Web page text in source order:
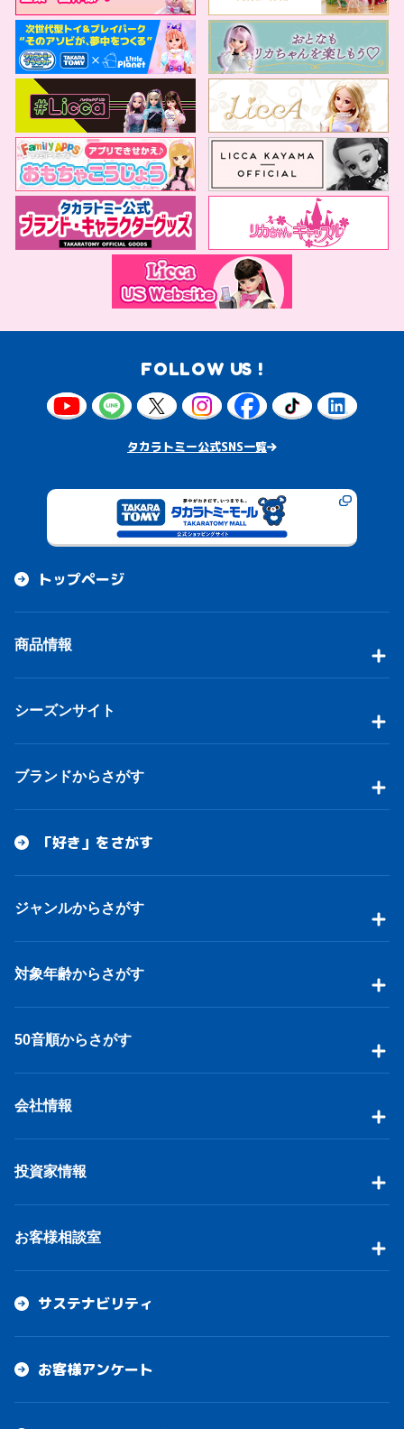
FOLLOW US !
タカラトミー公式SNS一覧
トップページ
商品情報
シーズンサイト
ブランドからさがす
「好き」をさがす
ジャンルからさがす
対象年齢からさがす
50音順からさがす
会社情報
投資家情報
お客様相談室
サステナビリティ
お客様アンケート